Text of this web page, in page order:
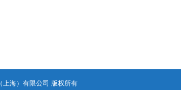
上海）有限公司 版权所有